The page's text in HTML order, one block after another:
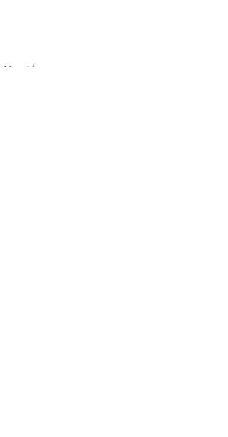
Megnyitás